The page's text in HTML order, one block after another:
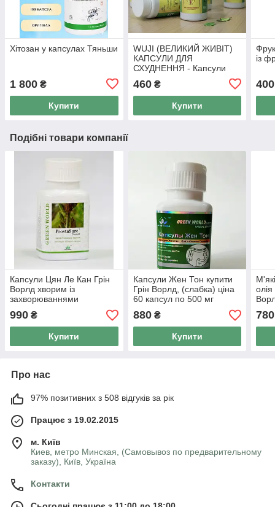
Хітозан у капсулах Тяньши
1 800 ₴
Купити
WUJI (ВЕЛИКИЙ ЖИВІТ)
КАПСУЛИ ДЛЯ
СХУДНЕННЯ - Капсули
для схуднення Тянь Ву, 50
капс
460₴
Купити
із
400
Подібні товари компанії
Капсули Цян Ле Кан Грін
Ворлд хворим із
захворюваннями
простати.60 капсул по 500
мг.
990 ₴
Купити
Капсули Жен Тон купити
Грін Ворлд, (слабка) ціна
60 капсул по 500 мг
880₴
Купити
мг-
780
Про нас
97% позитивних з 508 відгуків за рік
Працює з 19.02.2015
м. Київ
Киев, метро Минская, (Самовывоз по предварительному
заказу), Київ, Україна
Контакти